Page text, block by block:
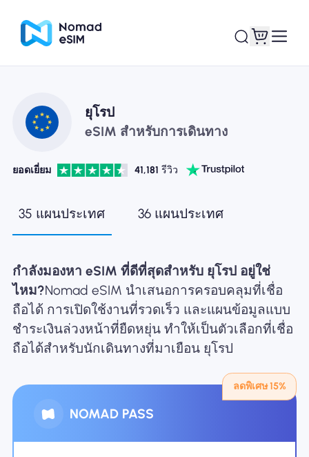
เข้าสู่ระบบ / ลง
ทะเบียน
แผนร้านค้า
เกี่ยวกับ eSIM
ทำไมต้อง Nomad eSIM
ยุโรป
eSIM สำหรับการเดินทาง
ยอดเยี่ยม 41,181 รีวิว
35 แผนประเทศ 36 แผนประเทศ
กำลังมองหา eSIM ที่ดีที่สุดสำหรับ ยุโรป อยู่ใช่
ไหม?Nomad eSIM นำเสนอการครอบคลุมที่เชื่อ
ถือได้ การเปิดใช้งานที่รวดเร็ว และแผนข้อมูลแบบ
ชำระเงินล่วงหน้าที่ยืดหยุ่น ทำให้เป็นตัวเลือกที่เชื่อ
ถือได้สำหรับนักเดินทางที่มาเยือน ยุโรป
NOMAD PASS
ลดพิเศษ 15%